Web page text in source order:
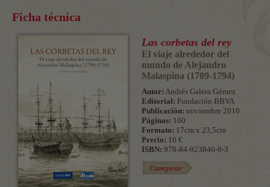
Ficha técnica
Las corbetas del rey
El viaje alrededor del
mundo de Alejandro
Malaspina (1789-1794)
Autor: Andrés Galera Gómez
Editorial: Fundación BBVA
Publicación: noviembre 2010
Páginas: 160
Formato: 17cm x 23,5cm
Precio: 16 €
ISBN: 978-84-923846-9-3